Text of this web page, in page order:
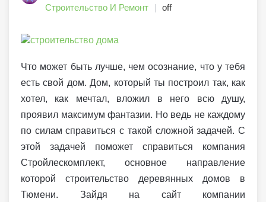
Строительство И Ремонт
off
Что может быть лучше, чем осознание, что у тебя
есть свой дом. Дом, который ты построил так, как
хотел, как мечтал, вложил в него всю душу,
проявил максимум фантазии. Но ведь не каждому
по силам справиться с такой сложной задачей. С
этой задачей поможет справиться компания
Стройлескомплект, основное направление
которой строительство деревянных домов в
Тюмени. Зайдя на сайт компании